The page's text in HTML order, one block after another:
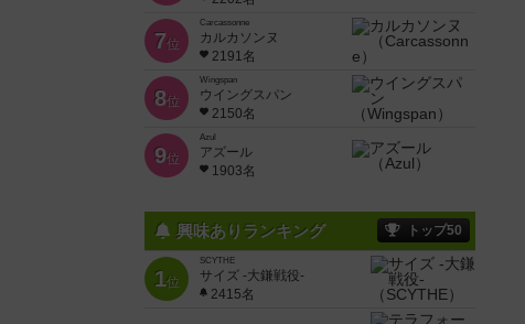
7位
Carcassonne
カルカソンヌ
2191名
8位
Wingspan
ウイングスパン
2150名
9位
Azul
アズール
1903名
興味ありランキング トップ50
1位
SCYTHE
サイズ -大鎌戦役-
2415名